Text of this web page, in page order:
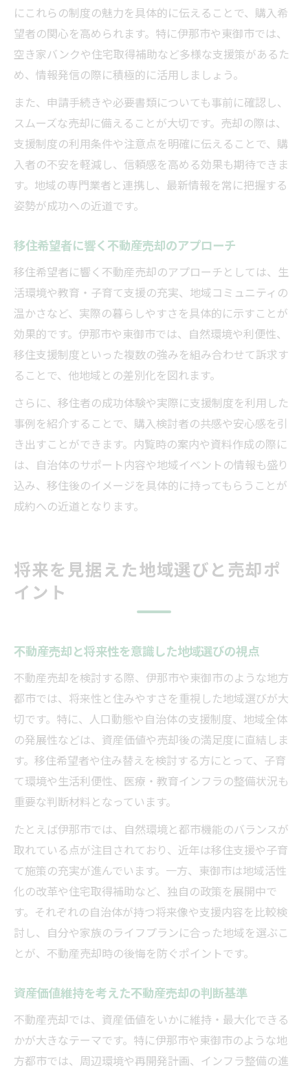
にこれらの制度の魅力を具体的に伝えることで、購入希
望者の関心を高められます。特に伊那市や東御市では、
空き家バンクや住宅取得補助など多様な支援策があるた
め、情報発信の際に積極的に活用しましょう。
また、申請手続きや必要書類についても事前に確認し、
スムーズな売却に備えることが大切です。売却の際は、
支援制度の利用条件や注意点を明確に伝えることで、購
入者の不安を軽減し、信頼感を高める効果も期待できま
す。地域の専門業者と連携し、最新情報を常に把握する
姿勢が成功への近道です。
移住希望者に響く不動産売却のアプローチ
移住希望者に響く不動産売却のアプローチとしては、生
活環境や教育・子育て支援の充実、地域コミュニティの
温かさなど、実際の暮らしやすさを具体的に示すことが
効果的です。伊那市や東御市では、自然環境や利便性、
移住支援制度といった複数の強みを組み合わせて訴求す
ることで、他地域との差別化を図れます。
さらに、移住者の成功体験や実際に支援制度を利用した
事例を紹介することで、購入検討者の共感や安心感を引
き出すことができます。内覧時の案内や資料作成の際に
は、自治体のサポート内容や地域イベントの情報も盛り
込み、移住後のイメージを具体的に持ってもらうことが
成約への近道となります。
将来を見据えた地域選びと売却ポ
イント
不動産売却と将来性を意識した地域選びの視点
不動産売却を検討する際、伊那市や東御市のような地方
都市では、将来性と住みやすさを重視した地域選びが大
切です。特に、人口動態や自治体の支援制度、地域全体
の発展性などは、資産価値や売却後の満足度に直結しま
す。移住希望者や住み替えを検討する方にとって、子育
て環境や生活利便性、医療・教育インフラの整備状況も
重要な判断材料となっています。
たとえば伊那市では、自然環境と都市機能のバランスが
取れている点が注目されており、近年は移住支援や子育
て施策の充実が進んでいます。一方、東御市は地域活性
化の改革や住宅取得補助など、独自の政策を展開中で
す。それぞれの自治体が持つ将来像や支援内容を比較検
討し、自分や家族のライフプランに合った地域を選ぶこ
とが、不動産売却時の後悔を防ぐポイントです。
資産価値維持を考えた不動産売却の判断基準
不動産売却では、資産価値をいかに維持・最大化できる
かが大きなテーマです。特に伊那市や東御市のような地
方都市では、周辺環境や再開発計画、インフラ整備の進